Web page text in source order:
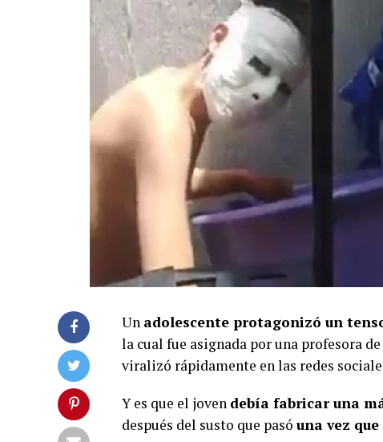
Un adolescente protagonizó un
la cual fue asignada por una profesora
viralizó rápidamente en las redes
Y es que el joven debía fabricar una
después del susto que pasó una vez